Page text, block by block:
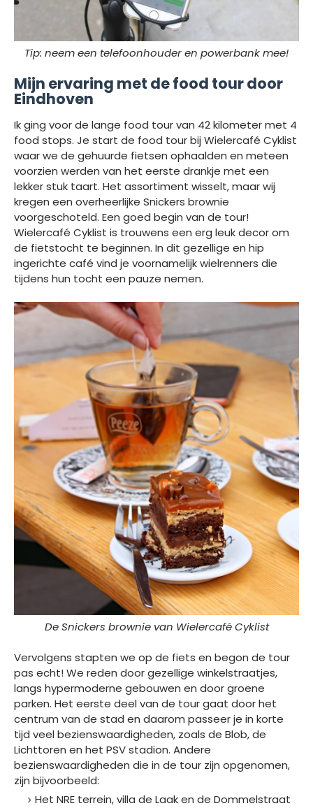
Tip: neem een telefoonhouder en powerbank mee!
Mijn ervaring met de food tour door
Eindhoven
Ik ging voor de lange food tour van 42 kilometer met 4
food stops. Je start de food tour bij Wielercafé Cyklist
waar we de gehuurde fietsen ophaalden en meteen
voorzien werden van het eerste drankje met een
lekker stuk taart. Het assortiment wisselt, maar wij
kregen een overheerlijke Snickers brownie
voorgeschoteld. Een goed begin van de tour!
Wielercafé Cyklist is trouwens een erg leuk decor om
de fietstocht te beginnen. In dit gezellige en hip
ingerichte café vind je voornamelijk wielrenners die
tijdens hun tocht een pauze nemen.
De Snickers brownie van Wielercafé Cyklist
Vervolgens stapten we op de fiets en begon de tour
pas echt! We reden door gezellige winkelstraatjes,
langs hypermoderne gebouwen en door groene
parken. Het eerste deel van de tour gaat door het
centrum van de stad en daarom passeer je in korte
tijd veel bezienswaardigheden, zoals de Blob, de
Lichttoren en het PSV stadion. Andere
bezienswaardigheden die in de tour zijn opgenomen,
zijn bijvoorbeeld:
Het NRE terrein, villa de Laak en de Dommelstraat